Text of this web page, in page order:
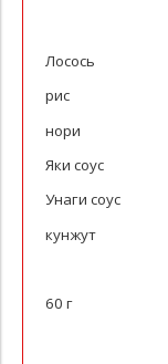
Лосось
рис
нори
Яки соус
Унаги соус
кунжут
60 г